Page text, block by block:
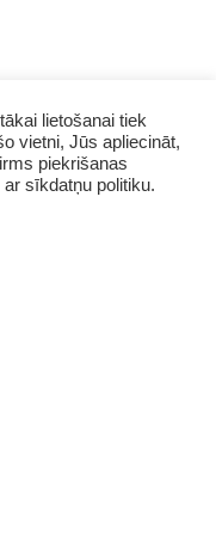
lietošanai tiek
vietni, Jūs apliecināt,
piekrišanas
sīkdatņu politiku.